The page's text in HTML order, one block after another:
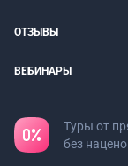
ОТЗЫВЫ
ВЕБИНАРЫ
Туры от
без